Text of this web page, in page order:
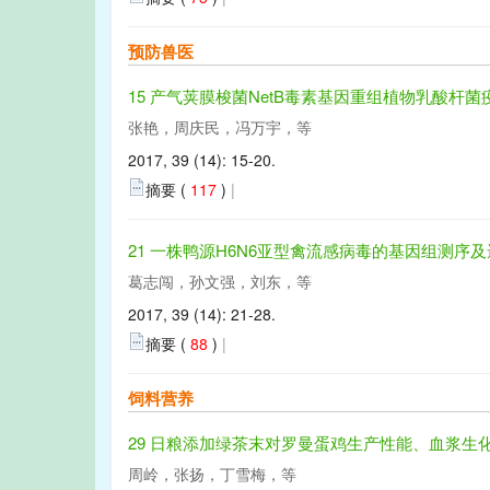
预防兽医
15 产气荚膜梭菌NetB毒素基因重组植物乳酸杆菌
张艳，周庆民，冯万宇，等
2017, 39 (14): 15-20.
摘要 ( 117 ) |
21 一株鸭源H6N6亚型禽流感病毒的基因组测序
葛志闯，孙文强，刘东，等
2017, 39 (14): 21-28.
摘要 ( 88 ) |
饲料营养
29 日粮添加绿茶末对罗曼蛋鸡生产性能、血浆生
周岭，张扬，丁雪梅，等